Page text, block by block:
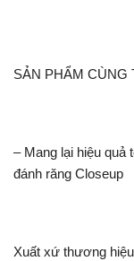
SẢN PHẨM CÙNG
– Mang lại hiệu quả
đánh răng Closeup
Xuất xứ thương